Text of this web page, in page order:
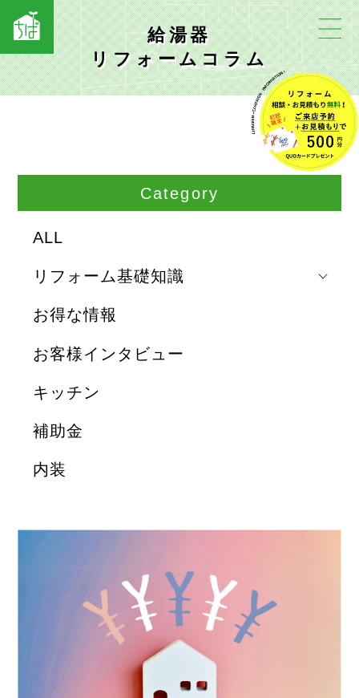
給湯器
リフォームコラム
Category
ALL
リフォーム基礎知識
お得な情報
お客様インタビュー
キッチン
補助金
内装